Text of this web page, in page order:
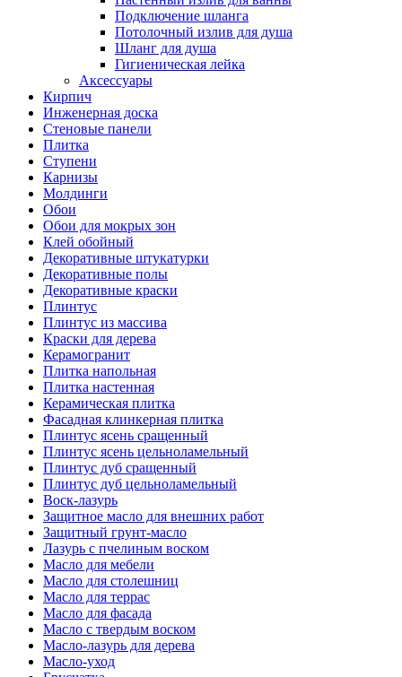
Подключение шланга
Потолочный излив для душа
Шланг для душа
Гигиеническая лейка
Аксессуары
Кирпич
Инженерная доска
Стеновые панели
Плитка
Ступени
Карнизы
Молдинги
Обои
Обои для мокрых зон
Клей обойный
Декоративные штукатурки
Декоративные полы
Декоративные краски
Плинтус
Плинтус из массива
Краски для дерева
Керамогранит
Плитка напольная
Плитка настенная
Керамическая плитка
Фасадная клинкерная плитка
Плинтус ясень сращенный
Плинтус ясень цельноламельный
Плинтус дуб сращенный
Плинтус дуб цельноламельный
Воск-лазурь
Защитное масло для внешних работ
Защитный грунт-масло
Лазурь с пчелиным воском
Масло для мебели
Масло для столешниц
Масло для террас
Масло для фасада
Масло с твердым воском
Масло-лазурь для дерева
Масло-уход